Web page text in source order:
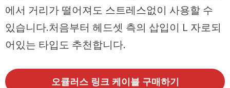
에서 거리가 떨어져도 스트레스없이 사용할 수
있습니다.처음부터 헤드셋 측의 삽입이 L 자로되
어있는 타입도 추천합니다.
오큘러스 링크 케이블 구매하기